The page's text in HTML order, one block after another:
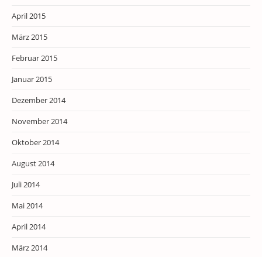
April 2015
März 2015
Februar 2015
Januar 2015
Dezember 2014
November 2014
Oktober 2014
August 2014
Juli 2014
Mai 2014
April 2014
März 2014